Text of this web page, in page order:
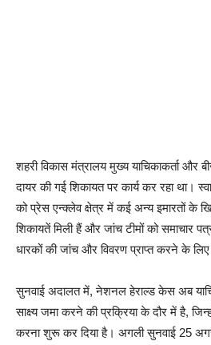
शहरी विकास मंत्रालय मुख्य याचिकाकर्ता और
दायर की गई शिकायत पर कार्य कर रहा था।
को प्रेस एन्क्लेव क्षेत्र में कई अन्य इमारतों के
शिकायतें मिली हैं और जांच टीमों को समाचार
धारकों की जांच और विवरण प्राप्त करने के लिए
सुनवाई अदालत में, नेशनल हेराल्ड केस अब
साक्ष्य जमा करने की प्रक्रिया के दौर में है,
करना शुरू कर दिया है। अगली सुनवाई 25